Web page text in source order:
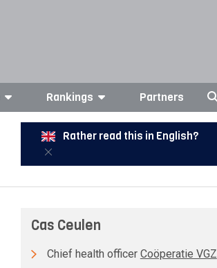
Rankings Partners
Rather read this in English?
Cas Ceulen
Chief health officer Coöperatie VGZ